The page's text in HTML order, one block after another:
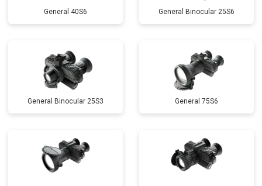
General 40S6 General Binocular 25S6
General Binocular 25S3 General 75S6